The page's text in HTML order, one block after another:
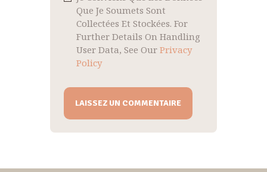
Que Je Soumets Sont
Collectées Et Stockées. For
Further Details On Handling
User Data, See Our Privacy
Policy